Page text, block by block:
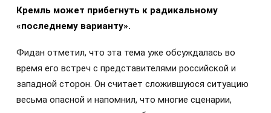
Кремль может прибегнуть к радикальному
«последнему варианту».
Фидан отметил, что эта тема уже обсуждалась во
время его встреч с представителями российской и
западной сторон. Он считает сложившуюся ситуацию
весьма опасной и напомнил, что многие сценарии,